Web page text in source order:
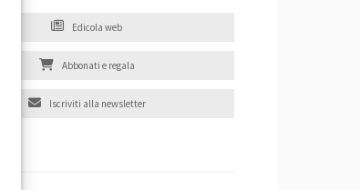
Edicola web
Abbonati e regala
Iscriviti alla newsletter